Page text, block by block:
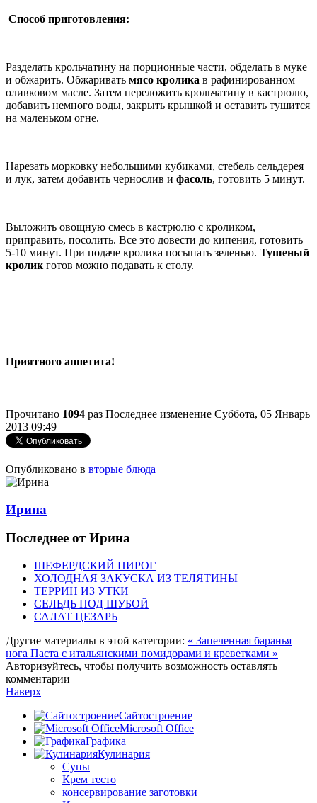
Способ приготовления:
Разделать крольчатину на порционные части, обделать в муке
и обжарить. Обжаривать мясо кролика в рафинированном
оливковом масле. Затем переложить крольчатину в кастрюлю,
добавить немного воды, закрыть крышкой и оставить тушится
на маленьком огне.
Нарезать морковку небольшими кубиками, стебель сельдерея
и лук, затем добавить чернослив и фасоль, готовить 5 минут.
Выложить овощную смесь в кастрюлю с кроликом,
приправить, посолить. Все это довести до кипения, готовить
5-10 минут. При подаче кролика посыпать зеленью. Тушеный
кролик готов можно подавать к столу.
Приятного аппетита!
Прочитано 1094 раз Последнее изменение Суббота, 05 Январь
2013 09:49
Опубликовано в вторые блюда
Ирина
Последнее от Ирина
ШЕФЕРДСКИЙ ПИРОГ
ХОЛОДНАЯ ЗАКУСКА ИЗ ТЕЛЯТИНЫ
ТЕРРИН ИЗ УТКИ
СЕЛЬДЬ ПОД ШУБОЙ
САЛАТ ЦЕЗАРЬ
Другие материалы в этой категории: « Запеченная баранья
нога Паста с итальянскими помидорами и креветками »
Авторизуйтесь, чтобы получить возможность оставлять
комментарии
Наверх
Сайтостроение
Microsoft Office
Графика
Кулинария
Супы
Крем тесто
консервирование заготовки